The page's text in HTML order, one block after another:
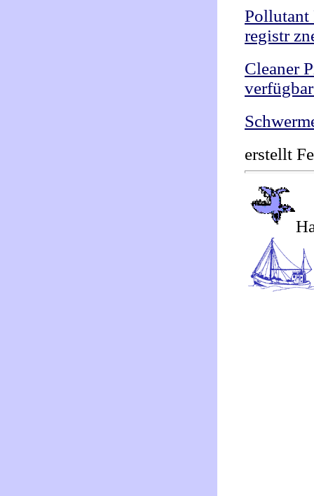
Pollutant
registr
Cleaner
erstellt